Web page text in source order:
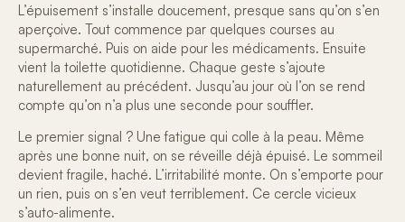
L’épuisement s’installe doucement, presque sans qu’on s’en
aperçoive. Tout commence par quelques courses au
supermarché. Puis on aide pour les médicaments. Ensuite
vient la toilette quotidienne. Chaque geste s’ajoute
naturellement au précédent. Jusqu’au jour où l’on se rend
compte qu’on n’a plus une seconde pour souffler.
Le premier signal ? Une fatigue qui colle à la peau. Même
après une bonne nuit, on se réveille déjà épuisé. Le sommeil
devient fragile, haché. L’irritabilité monte. On s’emporte pour
un rien, puis on s’en veut terriblement. Ce cercle vicieux
s’auto-alimente.